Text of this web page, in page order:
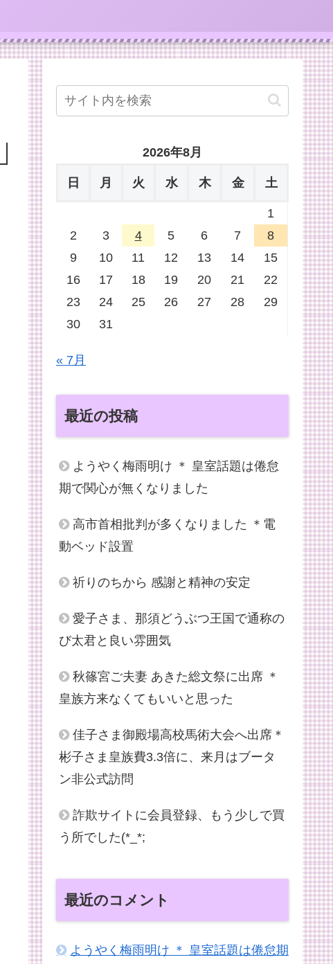
2026年8月
日 月 火 水 木 金 土
1
2
3 4 5 6 7
8
9
10 11 12 13 14
15
16
17 18 19 20 21
22
23
24 25 26 27 28
29
30
31
« 7月
最近の投稿
ようやく梅雨明け ＊ 皇室話題は倦怠
期で関心が無くなりました
高市首相批判が多くなりました ＊電
動ベッド設置
祈りのちから 感謝と精神の安定
愛子さま、那須どうぶつ王国で通称の
び太君と良い雰囲気
秋篠宮ご夫妻 あきた総文祭に出席 ＊
皇族方来なくてもいいと思った
佳子さま御殿場高校馬術大会へ出席＊
彬子さま皇族費3.3倍に、来月はブータ
ン非公式訪問
詐欺サイトに会員登録、もう少しで買
う所でした(*_*;
最近のコメント
ようやく梅雨明け ＊ 皇室話題は倦怠期